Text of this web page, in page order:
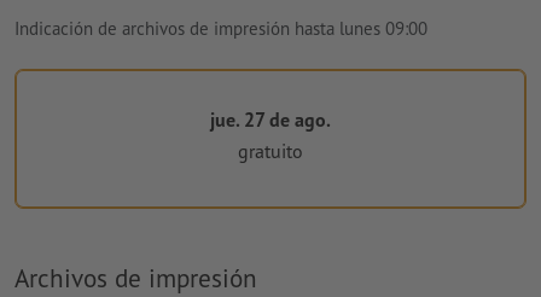
Indicación de archivos de impresión hasta lunes 09:00
jue. 27 de ago.
gratuito
Archivos de impresión